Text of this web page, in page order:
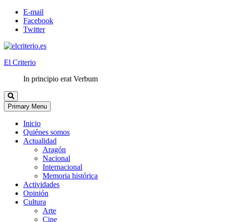
E-mail
Facebook
Twitter
El Criterio
In principio erat Verbum
Primary Menu
Inicio
Quiénes somos
Actualidad
Aragón
Nacional
Internacional
Memoria histórica
Actividades
Opinión
Cultura
Arte
Cine